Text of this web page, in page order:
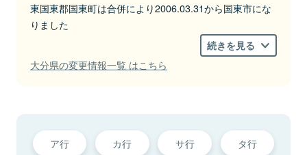
東国東郡国東町は合併により2006.03.31から国東市にな
りました
続きを見る
大分県の変更情報一覧 はこちら
ア行 カ行 サ行 タ行